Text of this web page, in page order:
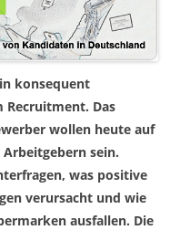
konsequent
Das
wollen heute auf
sein.
was positive
verursacht und wie
ausfallen. Die